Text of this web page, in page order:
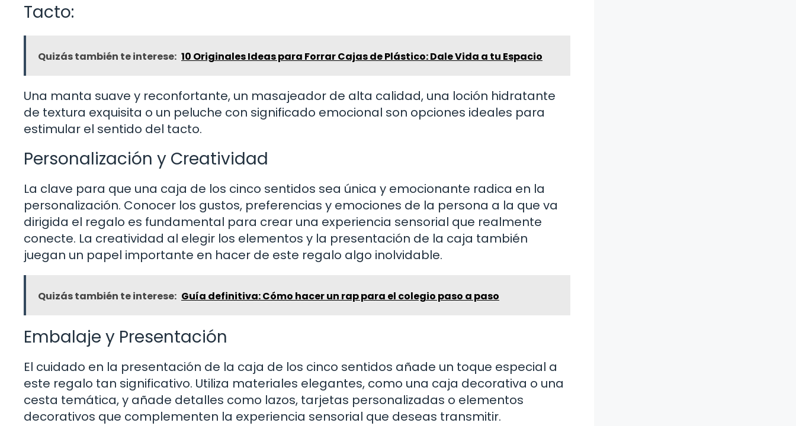
Tacto:
Quizás también te interese: 10 Originales Ideas para Forrar Cajas de Plástico: Dale Vida a tu Espacio
Una manta suave y reconfortante, un masajeador de alta calidad, una loción hidratante
de textura exquisita o un peluche con significado emocional son opciones ideales para
estimular el sentido del tacto.
Personalización y Creatividad
La clave para que una caja de los cinco sentidos sea única y emocionante radica en la
personalización. Conocer los gustos, preferencias y emociones de la persona a la que va
dirigida el regalo es fundamental para crear una experiencia sensorial que realmente
conecte. La creatividad al elegir los elementos y la presentación de la caja también
juegan un papel importante en hacer de este regalo algo inolvidable.
Quizás también te interese: Guía definitiva: Cómo hacer un rap para el colegio paso a paso
Embalaje y Presentación
El cuidado en la presentación de la caja de los cinco sentidos añade un toque especial a
este regalo tan significativo. Utiliza materiales elegantes, como una caja decorativa o una
cesta temática, y añade detalles como lazos, tarjetas personalizadas o elementos
decorativos que complementen la experiencia sensorial que deseas transmitir.